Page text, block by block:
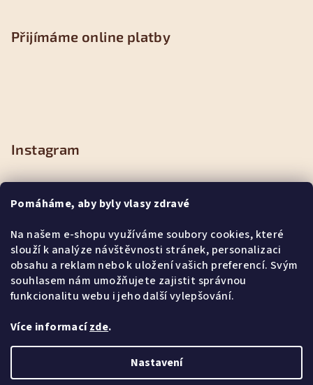
Pomáháme, aby byly vlasy zdravé
Na našem e-shopu využíváme soubory cookies, které
slouží k analýze návštěvnosti stránek, personalizaci
obsahu a reklam nebo k uložení vašich preferencí. Svým
souhlasem nám umožňujete zajistit správnou
funkcionalitu webu i jeho další vylepšování.
Více informacízde.
Nastavení
Přijímáme online platby
Instagram
Sledovat na Instagramu